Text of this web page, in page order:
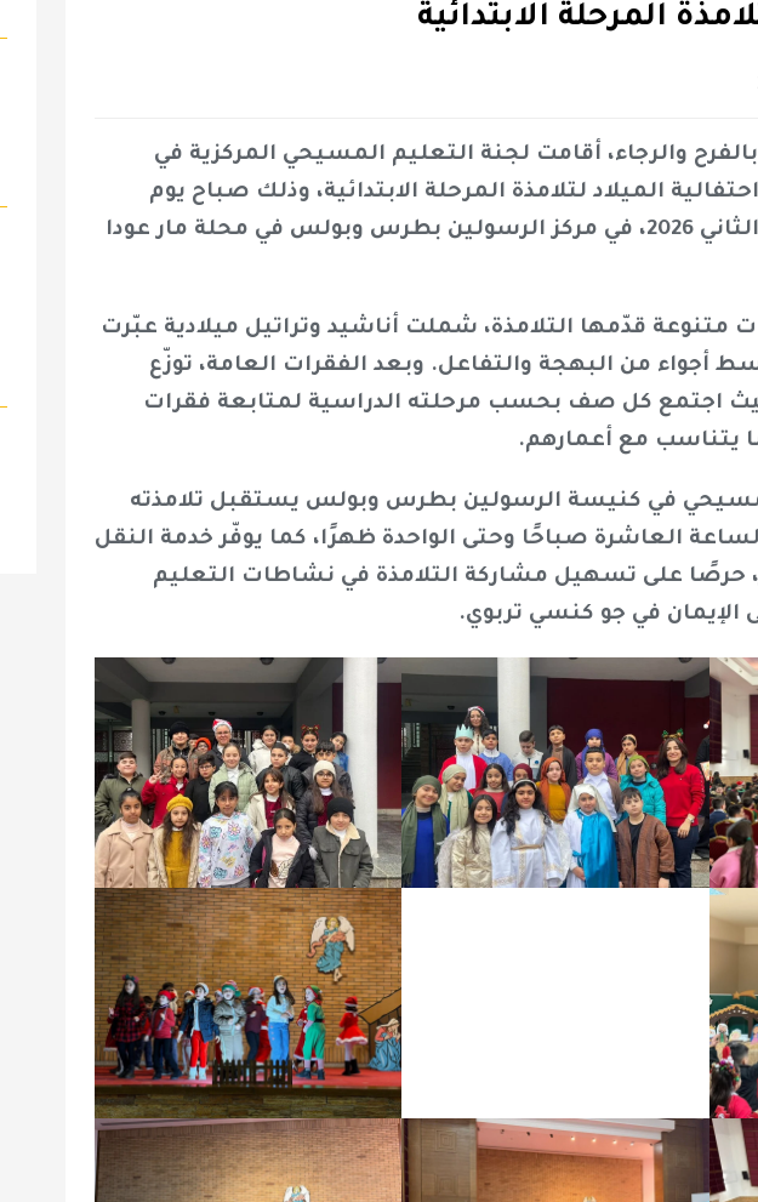
المرحلة الابتدائية
والرجاء، أقامت لجنة التعليم المسيحي المركزية في
الميلاد لتلامذة المرحلة الابتدائية، وذلك صباح يوم
الجمعة الموافق 2 كانون الثاني 2026، في مركز الرسولين بطرس وبولس في محلة مار عودا
متنوعة قدّمها التلامذة، شملت أناشيد وتراتيل ميلادية عبّرت
أجواء من البهجة والتفاعل. وبعد الفقرات العامة، توزّع
اجتمع كل صف بحسب مرحلته الدراسية لمتابعة فقرات
يتناسب مع أعمارهم.
في كنيسة الرسولين بطرس وبولس يستقبل تلامذته
العاشرة صباحًا وحتى الواحدة ظهرًا، كما يوفّر خدمة النقل
حرصًا على تسهيل مشاركة التلامذة في نشاطات التعليم
في جو كنسي تربوي.